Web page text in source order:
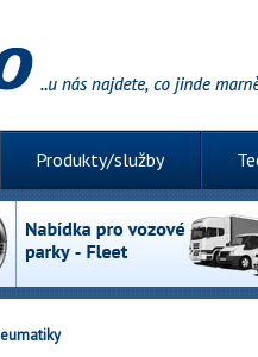
Produkty/služby